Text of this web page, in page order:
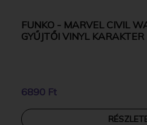
FUNKO - MARVEL CIVIL
GYŰJTŐI VINYL KARAKTER
6890 Ft